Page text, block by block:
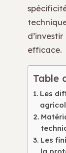
efficace.
Table
Les
Les
la